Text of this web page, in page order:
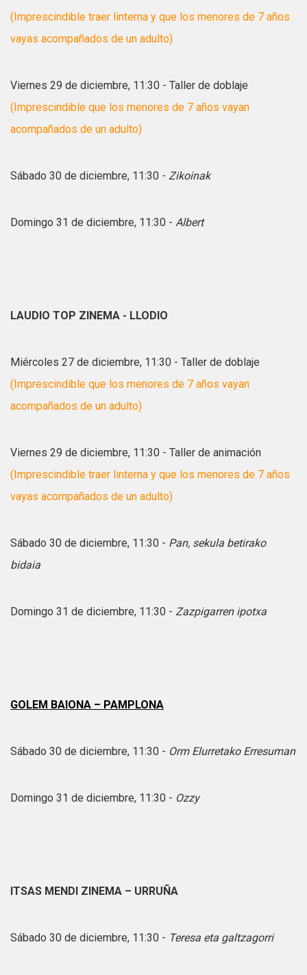
(Imprescindible traer linterna y que los menores de 7 años
vayas acompañados de un adulto)
Viernes 29 de diciembre, 11:30 - Taller de doblaje
(Imprescindible que los menores de 7 años vayan
acompañados de un adulto)
Sábado 30 de diciembre, 11:30 - Zikoinak
Domingo 31 de diciembre, 11:30 - Albert
LAUDIO TOP ZINEMA - LLODIO
Miércoles 27 de diciembre, 11:30 - Taller de doblaje
(Imprescindible que los menores de 7 años vayan
acompañados de un adulto)
Viernes 29 de diciembre, 11:30 - Taller de animación
(Imprescindible traer linterna y que los menores de 7 años
vayas acompañados de un adulto)
Sábado 30 de diciembre, 11:30 - Pan, sekula betirako
bidaia
Domingo 31 de diciembre, 11:30 - Zazpigarren ipotxa
GOLEM BAIONA – PAMPLONA
Sábado 30 de diciembre, 11:30 - Orm Elurretako Erresuman
Domingo 31 de diciembre, 11:30 - Ozzy
ITSAS MENDI ZINEMA – URRUÑA
Sábado 30 de diciembre, 11:30 - Teresa eta galtzagorri